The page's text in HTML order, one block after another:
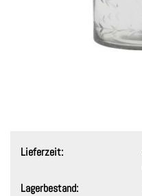
Lieferzeit:
Lagerbestand: